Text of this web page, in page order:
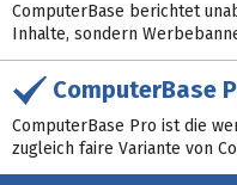
ComputerBase berichtet
Inhalte, sondern
ComputerBase
ComputerBase Pro ist die
zugleich faire Variante von